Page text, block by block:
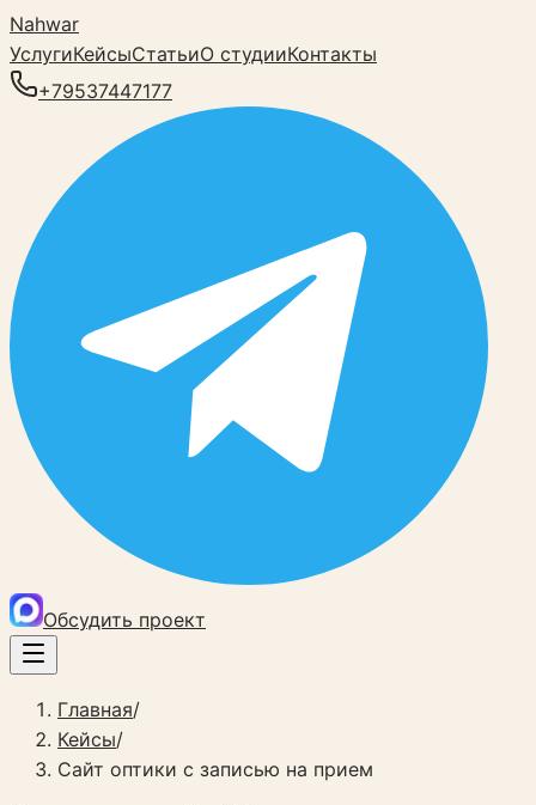
Nahwar
УслугиКейсыСтатьиО студииКонтакты
+79537447177
Обсудить проект
Главная/
Кейсы/
Сайт оптики с записью на прием